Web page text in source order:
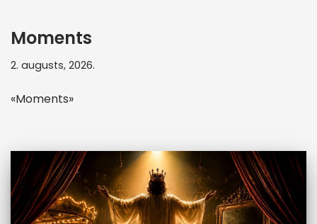
Moments
2. augusts, 2026.
«Moments»